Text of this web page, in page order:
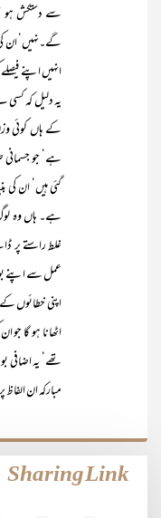
سے دستکش ہو
گے۔نہیں‘ ان
انہیں اپنے
یہ دلیل کہ کسی
کے ہاں کوئی
ہے‘ جو جسمانی
گئی ہیں‘ ان کی
ہے۔ ہاں وہ
غلط راستے پر
عمل سے اپنے
اپنی خطائوں
اٹھانا ہو گا جو
تھے‘ یہ
مبارکہ ان
Sharing Link